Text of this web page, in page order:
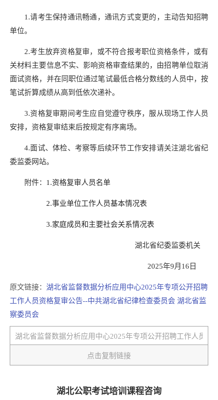
1.请考生保持通讯畅通，通讯方式变更的，主动告知招聘
单位。
2.考生放弃资格复审，或不符合报考职位资格条件，或有
关材料主要信息不实、影响资格审查结果的，由招聘单位取消
面试资格，并在同职位通过笔试最低合格分数线的人员中，按
笔试折算成绩从高到低依次递补。
3.资格复审期间考生应自觉遵守秩序，服从现场工作人员
安排，资格复审结束后按规定有序离场。
4.面试、体检、考察等后续环节工作安排请关注湖北省纪
委监委网站。
附件： 1.资格复审人员名单
2.事业单位工作人员基本情况表
3.家庭成员和主要社会关系情况表
湖北省纪委监委机关
2025年9月16日
原文链接： 湖北省监督数据分析应用中心2025年专项公开招聘
工作人员资格复审公告--中共湖北省纪律检查委员会 湖北省监
察委员会
点击复制链接
湖北公职考试培训课程咨询